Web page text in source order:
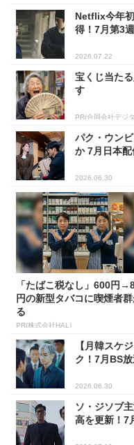
Netflix今年
得！7月第3
2026.07.22
宝くじ当た
す
PR(合同会社デジ
パク・ウン
か 7月日本
2026.06.30
「たばこ税なし」600円
円の新型タバコに喫煙者
る
PR(株式会社HAL)
【月韓スケ
ク！7月BS
2026.06.30
ソ・ジソブ
高を更新！7